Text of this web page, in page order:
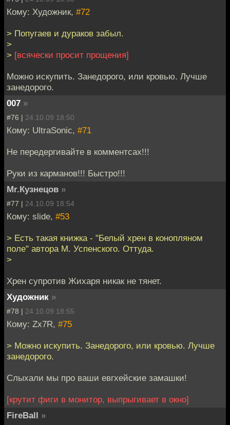
Кому: Художник, #72
> Попугаев и дураков забыл.
>
> [всячески просит прощения]
Можно искупить. Занедорого, или кровью. Лучше
занедорого.
007 »
#76 | 24.10.09 18:50
Кому: UltraSonic, #71
Не передергивайте в комментсах!!!
Руки из карманов!!! Быстро!!!
Mr.Кузнецов »
#77 | 24.10.09 18:54
Кому: slide, #53
> Есть такая книжка - "Белый хрен в конопляном
поле" автора М. Успенского. Оттуда.
>
Хрен супротив Жихаря никак не тянет.
Художник »
#78 | 24.10.09 18:55
Кому: Zx7R, #75
> Можно искупить. Занедорого, или кровью. Лучше
занедорого.
Слыхали мы про ваши евгхейские замашки!
[крутит фиги в монитор, выпрыгивает в окно]
FireBall »